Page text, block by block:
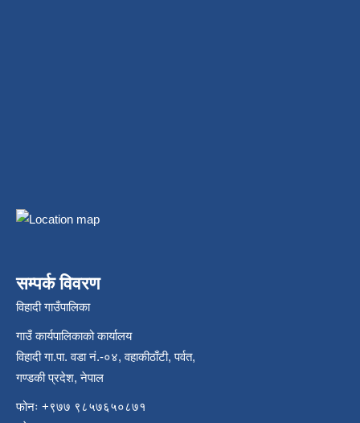
सम्पर्क विवरण
विहादी गाउँपालिका
गाउँ कार्यपालिकाको कार्यालय
विहादी गा.पा. वडा नं.-०४, वहाकीठाँटी, पर्वत,
गण्डकी प्रदेश, नेपाल
फोनः +९७७ ९८५७६५०८७१